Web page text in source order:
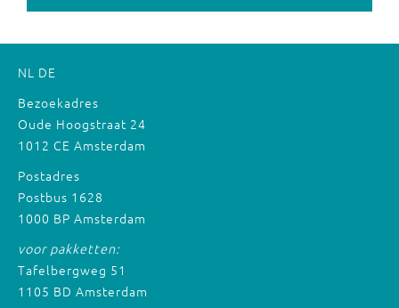
NL DE
Bezoekadres
Oude Hoogstraat 24
1012 CE Amsterdam
Postadres
Postbus 1628
1000 BP Amsterdam
voor pakketten:
Tafelbergweg 51
1105 BD Amsterdam